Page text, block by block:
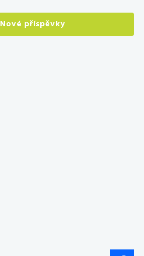
Nové příspěvky